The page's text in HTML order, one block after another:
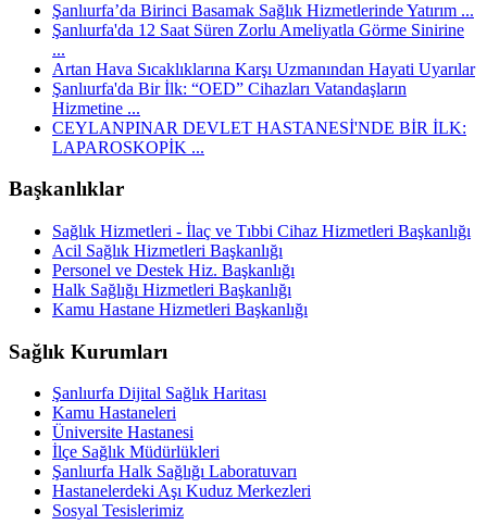
Şanlıurfa’da Birinci Basamak Sağlık Hizmetlerinde Yatırım ...
Şanlıurfa'da 12 Saat Süren Zorlu Ameliyatla Görme Sinirine
...
Artan Hava Sıcaklıklarına Karşı Uzmanından Hayati Uyarılar
Şanlıurfa'da Bir İlk: “OED” Cihazları Vatandaşların
Hizmetine ...
CEYLANPINAR DEVLET HASTANESİ'NDE BİR İLK:
LAPAROSKOPİK ...
Başkanlıklar
Sağlık Hizmetleri - İlaç ve Tıbbi Cihaz Hizmetleri Başkanlığı
Acil Sağlık Hizmetleri Başkanlığı
Personel ve Destek Hiz. Başkanlığı
Halk Sağlığı Hizmetleri Başkanlığı
Kamu Hastane Hizmetleri Başkanlığı
Sağlık Kurumları
Şanlıurfa Dijital Sağlık Haritası
Kamu Hastaneleri
Üniversite Hastanesi
İlçe Sağlık Müdürlükleri
Şanlıurfa Halk Sağlığı Laboratuvarı
Hastanelerdeki Aşı Kuduz Merkezleri
Sosyal Tesislerimiz